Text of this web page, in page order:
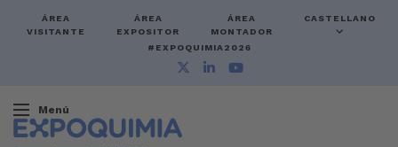
ÁREA
VISITANTE
ÁREA
EXPOSITOR
ÁREA
MONTADOR
CASTELLANO
#EXPOQUIMIA2026
Menú